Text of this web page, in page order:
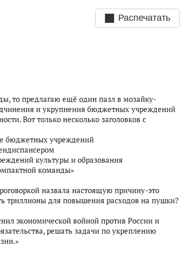
Распечатать
то предлагаю ещё один пазл в мозайку-
и укрупнения бюджетных учреждений
Вот только несколько заголовков с
бюджетных учреждений
культуры и образования
команды»
назвала настоящую причину-это
триллионы для повышения расходов на пушки?
экономической войной против России и
решать задачи по укреплению